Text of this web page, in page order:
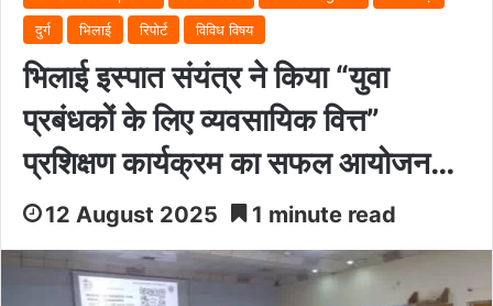
दुर्ग
भिलाई रिपोर्ट विविध विषय
भिलाई इस्पात संयंत्र ने किया “युवा
प्रबंधकों के लिए व्यवसायिक वित्त”
प्रशिक्षण कार्यक्रम का सफल आयोजन…
12 August 2025 1 minute read